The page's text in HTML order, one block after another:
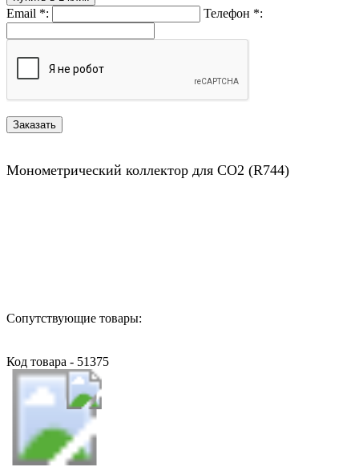
Email *: Телефон *:
Монометрический коллектор для CO2 (R744)
Сопутствующие товары:
Код товара - 51375